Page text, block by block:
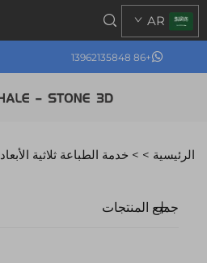
+86 13962135848
AR
الرئيسية > > خدمة الطباعة ثلاثية الأبعاد FDM
جميع المنتجات